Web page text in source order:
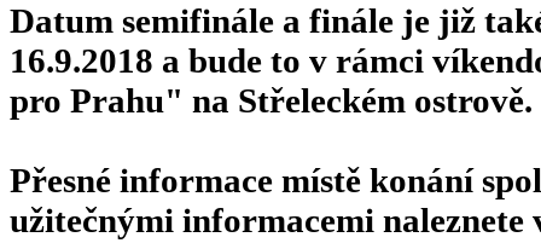
Datum semifinále a finále je již
16.9.2018 a bude to v rámci
pro Prahu" na Střeleckém ostrově.
Přesné informace místě konání
užitečnými informacemi naleznete